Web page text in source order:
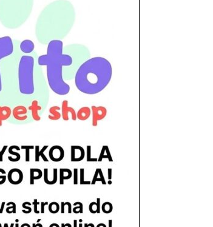
pawilon 134
tel./fax. 22 784 71 96
Godziny pracy
pon. – piąt. 10.00 – 19.00
sob. 10.00 – 15.00
niedz. zamknięte
Adres
ul. Leśna 2
tel. 503 900 215
Godziny pracy
pon. – piąt. 10.00 – 19.00